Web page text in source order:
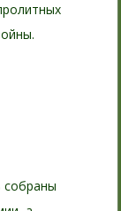
собраны